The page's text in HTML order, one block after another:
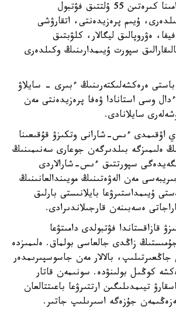
كونگرەسكە ۋەفا قۇرامىنا كىرەتىن 55 ۇلتتىق فۋتبول
ۇيىم پرەزيدەنتى، اتقارۋشى
ەۋروپالىق ليگالار، كلۋبتىق
سپورت ۇيىمدارىنىڭ وكىلدەرى
ەرەكشەلىكتەرىنىڭ ءبىرى - سايلاۋ
وسى استانادا ۋەفا پرەزيدەنتى مەن
سايلانادى.
اۋقىمدى ءىس-شارانى وتكىزۋ قۇقىعىنا
ەلىمىزگە بىلدىرگەن جوعارى سەنىمىنىڭ
سپورتتىق ءىس-شارالاردى
مەن الەۋەتىنىڭ مويىندالعانىنىڭ
ۇيىمداستىرۋعا بايلانىستى بارلىق
ەسەبىنەن قارجىلاندىرادى.
قازاقستاندا فۋتبولدى دامىتۋعا
زاڭدى جالعاسى بولماق. ەلىمىزدە
جاڭعىرتىلىپ، بالالار مەن جاسوسپىرىمدەر
كوڭىل بولىنۋدە. سونىمەن قاتار
تيىمدىلىگىن ارتتىرۋعا باعىتتالعان
جۇزەگە اسىرىلىپ جاتىر.